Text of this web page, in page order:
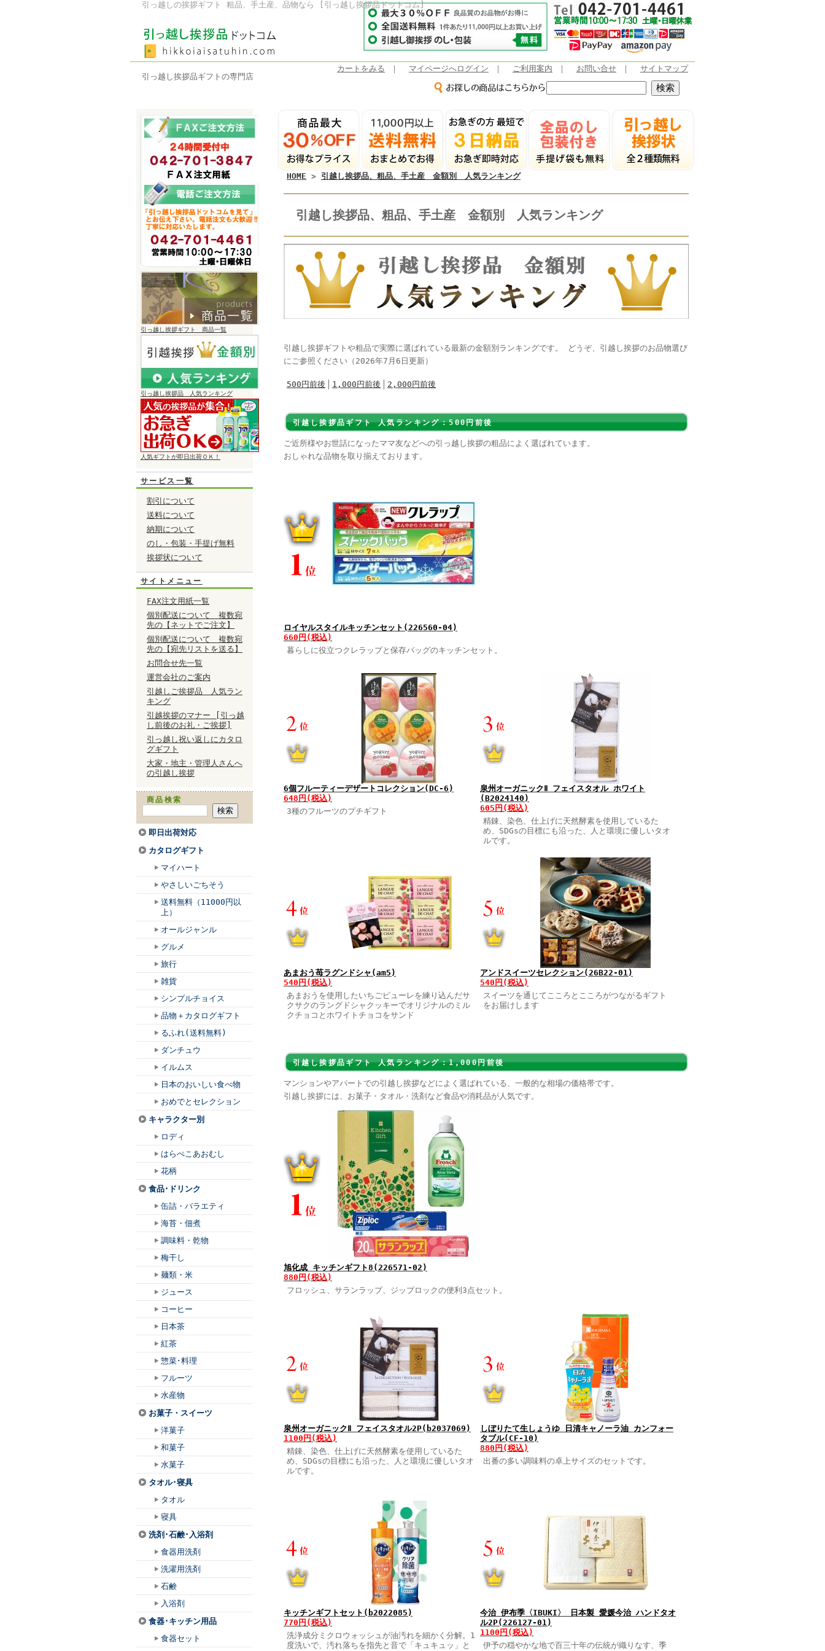
引っ越しの挨拶ギフト 粗品、手土産、品物なら [引っ越し挨拶品ドットコム]
引っ越し挨拶品ギフトの専門店
カートをみる ｜ マイページへログイン ｜ ご利用案内 ｜ お問い合せ ｜ サイトマップ
引っ越し挨拶ギフト 商品一覧
引っ越し挨拶品 人気ランキング
人気ギフトが即日出荷ＯＫ！
サービス一覧
割引について
送料について
納期について
のし・包装・手提げ無料
挨拶状について
サイトメニュー
FAX注文用紙一覧
個別配送について 複数宛
先の【ネットでご注文】
個別配送について 複数宛
先の【宛先リストを送る】
お問合せ先一覧
運営会社のご案内
引越しご挨拶品 人気ラン
キング
引越挨拶のマナー [引っ越
し前後のお礼・ご挨拶]
引っ越し祝い返しにカタロ
グギフト
大家・地主・管理人さんへ
の引越し挨拶
商品検索
即日出荷対応
カタログギフト
マイハート
やさしいごちそう
送料無料（11000円以
上）
オールジャンル
グルメ
旅行
雑貨
シンプルチョイス
品物＋カタログギフト
るふれ(送料無料)
ダンチュウ
イルムス
日本のおいしい食べ物
おめでとセレクション
キャラクター別
ロディ
はらぺこあおむし
花柄
食品･ドリンク
缶詰・バラエティ
海苔・佃煮
調味料・乾物
梅干し
麺類・米
ジュース
コーヒー
日本茶
紅茶
惣菜･料理
フルーツ
水産物
お菓子・スイーツ
洋菓子
和菓子
水菓子
タオル･寝具
タオル
寝具
洗剤･石鹸･入浴剤
食器用洗剤
洗濯用洗剤
石鹸
入浴剤
食器･キッチン用品
食器セット
HOME > 引越し挨拶品、粗品、手土産 金額別 人気ランキング
引越し挨拶品、粗品、手土産 金額別 人気ランキング
引越し挨拶ギフトや粗品で実際に選ばれている最新の金額別ランキングです。 どうぞ、引越し挨拶のお品物選び
にご参照ください（2026年7月6日更新）
500円前後 1,000円前後 2,000円前後
引越し挨拶品ギフト 人気ランキング：500円前後
ご近所様やお世話になったママ友などへの引っ越し挨拶の粗品によく選ばれています。
おしゃれな品物を取り揃えております。
ロイヤルスタイルキッチンセット(226560-04)
660円(税込)
暮らしに役立つクレラップと保存バッグのキッチンセット。
6個フルーティーデザートコレクション(DC-6)
648円(税込)
3種のフルーツのプチギフト
泉州オーガニックⅡ フェイスタオル ホワイト
(B2024140)
605円(税込)
精錬、染色、仕上げに天然酵素を使用しているた
め、SDGsの目標にも沿った、人と環境に優しいタオ
ルです。
あまおう苺ラグンドシャ(am5)
540円(税込)
あまおうを使用したいちごピューレを練り込んだサ
クサクのラングドシャクッキーでオリジナルのミル
クチョコとホワイトチョコをサンド
アンドスイーツセレクション(26B22-01)
540円(税込)
スイーツを通じてこころとこころがつながるギフト
をお届けします
引越し挨拶品ギフト 人気ランキング：1,000円前後
マンションやアパートでの引越し挨拶などによく選ばれている、一般的な相場の価格帯です。
引越し挨拶には、お菓子・タオル・洗剤など食品や消耗品が人気です。
旭化成 キッチンギフト8(226571-02)
880円(税込)
フロッシュ、サランラップ、ジップロックの便利3点セット。
泉州オーガニックⅡ フェイスタオル2P(b2037069)
1100円(税込)
精錬、染色、仕上げに天然酵素を使用しているた
め、SDGsの目標にも沿った、人と環境に優しいタオ
ルです。
しぼりたて生しょうゆ 日清キャノーラ油 カンフォー
タブル(CF-10)
880円(税込)
出番の多い調味料の卓上サイズのセットです。
キッチンギフトセット(b2022085)
770円(税込)
洗浄成分ミクロウォッシュが油汚れを細かく分解。1
度洗いで、汚れ落ちを指先と音で「キュキュッ」と
今治 伊布季〈IBUKI〉 日本製 愛媛今治 ハンドタオ
ル2P(226127-01)
1100円(税込)
伊予の穏やかな地で百三十年の伝統が織りなす、季